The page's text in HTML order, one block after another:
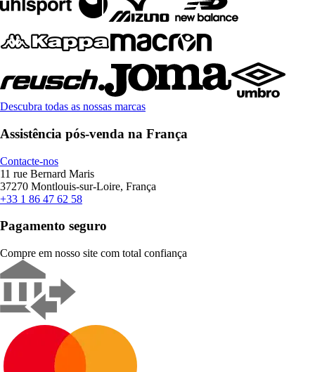
Descubra todas as nossas marcas
Assistência pós-venda na França
Contacte-nos
11 rue Bernard Maris
37270 Montlouis-sur-Loire, França
+33 1 86 47 62 58
Pagamento seguro
Compre em nosso site com total confiança